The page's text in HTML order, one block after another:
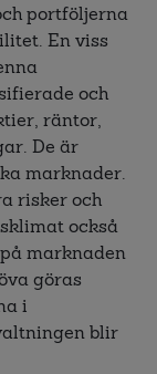
portföljerna
En viss
och
räntor,
De är
marknader.
risker och
också
marknaden
göras
i
blir